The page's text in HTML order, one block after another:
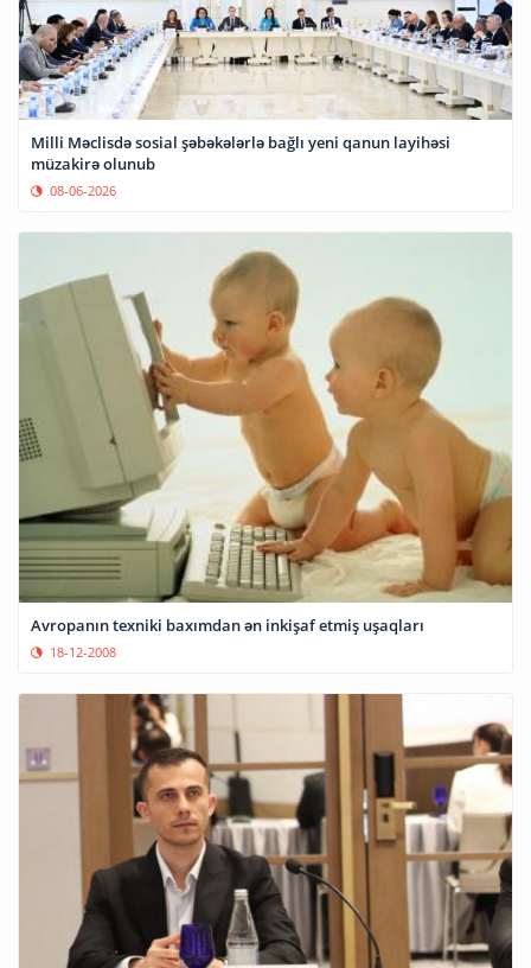
Milli Məclisdə sosial şəbəkələrlə bağlı yeni qanun layihəsi
müzakirə olunub
08-06-2026
Avropanın texniki baxımdan ən inkişaf etmiş uşaqları
18-12-2008